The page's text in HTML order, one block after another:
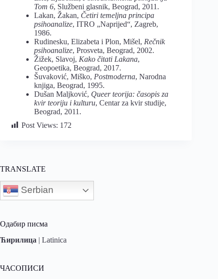
Tom 6, Službeni glasnik, Beograd, 2011.
Lakan, Žakan, Četiri temeljna principa
psihoanalize, ITRO „Naprijed“, Zagreb,
1986.
Rudinesku, Elizabeta i Plon, Mišel, Rečnik
psihoanalize, Prosveta, Beograd, 2002.
Žižek, Slavoj, Kako čitati Lakana,
Geopoetika, Beograd, 2017.
Šuvaković, Miško, Postmoderna, Narodna
knjiga, Beograd, 1995.
Dušan Maljković, Queer teorija: časopis za
kvir teoriju i kulturu, Centar za kvir studije,
Beograd, 2011.
Post Views: 172
TRANSLATE
Serbian
Одабир писма
Ћирилица | Latinica
ЧАСОПИСИ